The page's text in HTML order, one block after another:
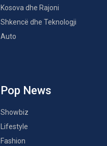
Kosova dhe Rajoni
Shkencë dhe Teknologji
Auto
Pop News
Showbiz
Lifestyle
Fashion